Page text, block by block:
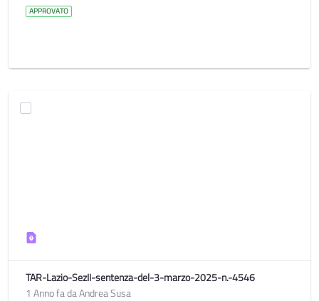
APPROVATO
TAR-Lazio-SezII-sentenza-del-3-marzo-2025-n.-4546
1 Anno fa da Andrea Susa